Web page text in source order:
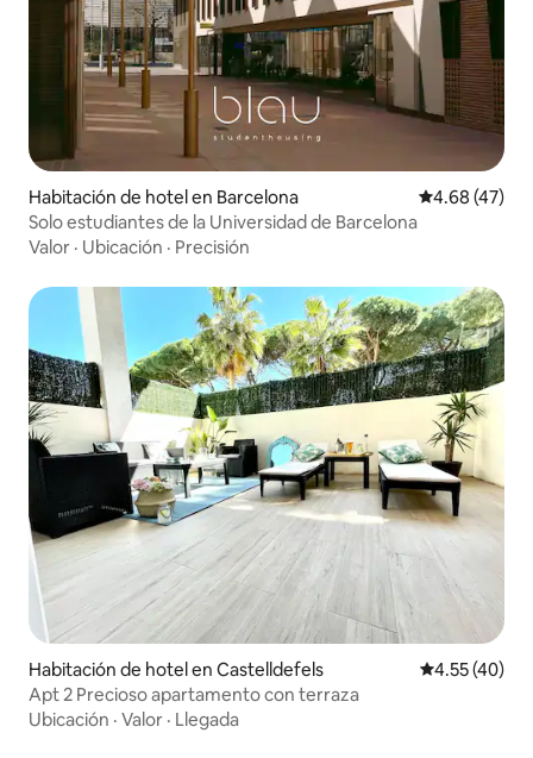
Habitación de hotel en Barcelona Calificación
4.68 (47)
Solo estudiantes de la Universidad de Barcelona
Valor · Ubicación · Precisión
Habitación de hotel en Castelldefels Calificación
4.55 (40)
Apt 2 Precioso apartamento con terraza
Ubicación · Valor · Llegada